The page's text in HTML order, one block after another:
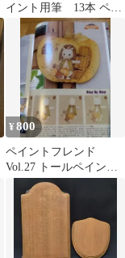
イント用筆 13本 ペー
パーパレット40枚 2冊
¥800
ペイントフレンド
Vol.27 トールペイント
専門誌